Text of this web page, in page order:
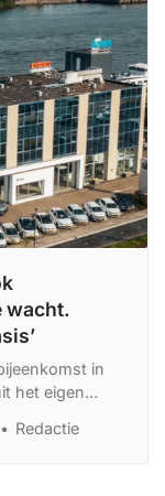
wacht.
in
het eigen
Redactie